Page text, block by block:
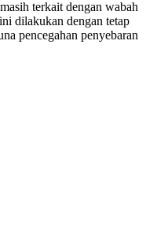
terkait dengan wabah
dilakukan dengan tetap
pencegahan penyebaran